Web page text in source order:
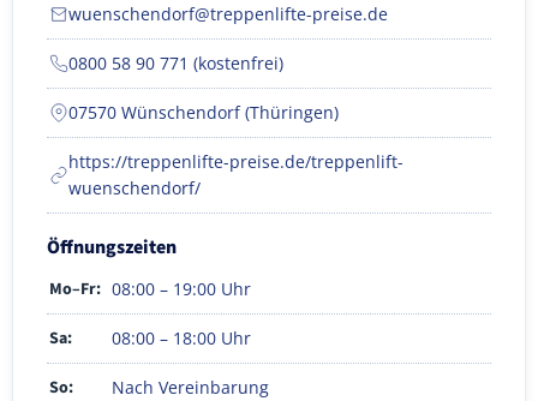
wuenschendorf@treppenlifte-preise.de
0800 58 90 771 (kostenfrei)
07570 Wünschendorf (Thüringen)
https://treppenlifte-preise.de/treppenlift-
wuenschendorf/
Öffnungszeiten
Mo–Fr: 08:00 – 19:00 Uhr
Sa: 08:00 – 18:00 Uhr
So: Nach Vereinbarung